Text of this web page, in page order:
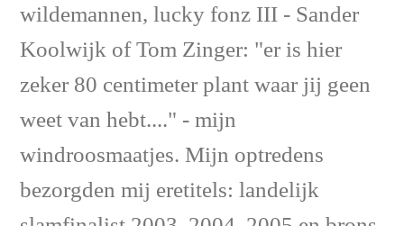
wildemannen, lucky fonz III - Sander
Koolwijk of Tom Zinger: "er is hier
zeker 80 centimeter plant waar jij geen
weet van hebt...." - mijn
windroosmaatjes. Mijn optredens
bezorgden mij eretitels: landelijk